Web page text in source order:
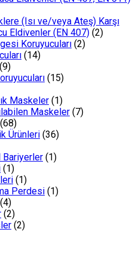
(Isı ve/veya Ateş) Karşı
Eldivenler (EN 407) (2)
Koruyucuları (2)
(14)
(9)
(15)
Maskeler (1)
Maskeler (7)
(68)
Ürünleri (36)
Bariyerler (1)
(1)
(1)
Perdesi (1)
(4)
(2)
(2)